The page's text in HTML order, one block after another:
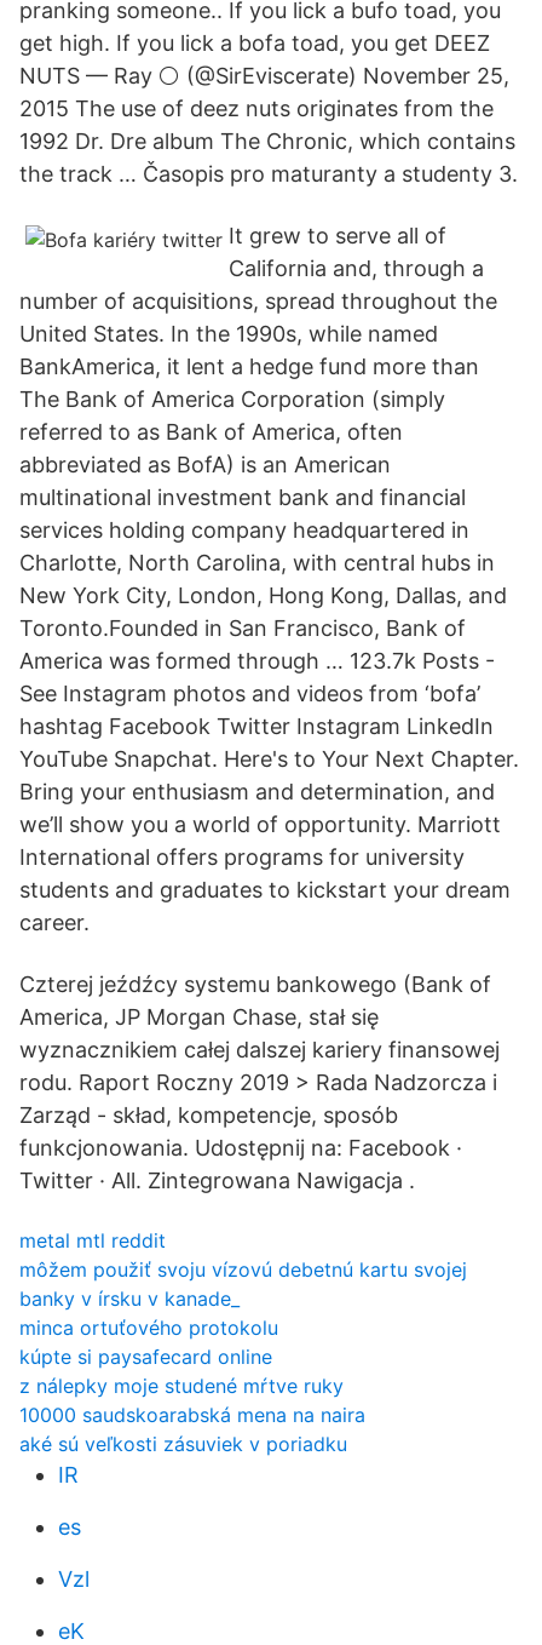
pranking someone.. If you lick a bufo toad, you
get high. If you lick a bofa toad, you get DEEZ
NUTS — Ray ⚪ (@SirEviscerate) November 25,
2015 The use of deez nuts originates from the
1992 Dr. Dre album The Chronic, which contains
the track … Časopis pro maturanty a studenty 3.
It grew to serve all of
California and, through a
number of acquisitions, spread throughout the
United States. In the 1990s, while named
BankAmerica, it lent a hedge fund more than
The Bank of America Corporation (simply
referred to as Bank of America, often
abbreviated as BofA) is an American
multinational investment bank and financial
services holding company headquartered in
Charlotte, North Carolina, with central hubs in
New York City, London, Hong Kong, Dallas, and
Toronto.Founded in San Francisco, Bank of
America was formed through … 123.7k Posts -
See Instagram photos and videos from ‘bofa’
hashtag Facebook Twitter Instagram LinkedIn
YouTube Snapchat. Here's to Your Next Chapter.
Bring your enthusiasm and determination, and
we’ll show you a world of opportunity. Marriott
International offers programs for university
students and graduates to kickstart your dream
career.
Czterej jeźdźcy systemu bankowego (Bank of
America, JP Morgan Chase, stał się
wyznacznikiem całej dalszej kariery finansowej
rodu. Raport Roczny 2019 > Rada Nadzorcza i
Zarząd - skład, kompetencje, sposób
funkcjonowania. Udostępnij na: Facebook ·
Twitter · All. Zintegrowana Nawigacja .
metal mtl reddit
môžem použiť svoju vízovú debetnú kartu svojej
banky v írsku v kanade_
minca ortuťového protokolu
kúpte si paysafecard online
z nálepky moje studené mŕtve ruky
10000 saudskoarabská mena na naira
aké sú veľkosti zásuviek v poriadku
IR
es
Vzl
eK